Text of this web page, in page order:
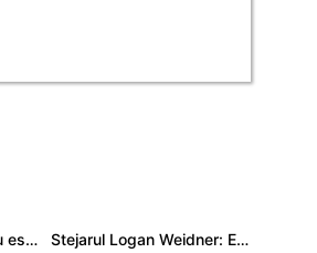
Adrian Țală: Visul meu este să debutez pentru România Stejarul Logan Weidner: Echipa a muncit mult, iar asta se va vedea în meciurile de la Nations Cup